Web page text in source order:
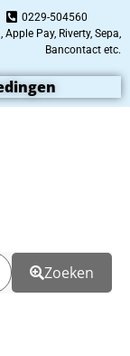
0229-504560
Pay, Riverty, Sepa,
Bancontact etc.
Zoeken